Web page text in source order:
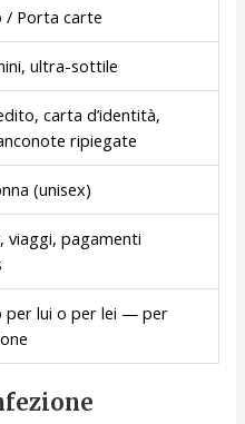
/ Porta carte
ultra-sottile
carta d’identità,
ripiegate
(unisex)
viaggi, pagamenti
per lui o per lei — per